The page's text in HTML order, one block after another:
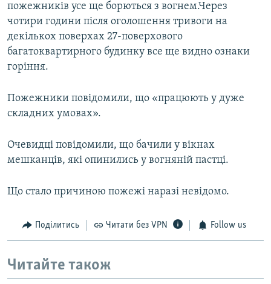
пожежників усе ще борються з вогнем.Через
чотири години після оголошення тривоги на
декількох поверхах 27-поверхового
багатоквартирного будинку все ще видно ознаки
горіння.
Пожежники повідомили, що «працюють у дуже
складних умовах».
Очевидці повідомили, що бачили у вікнах
мешканців, які опинились у вогняній пастці.
Що стало причиною пожежі наразі невідомо.
Поділитись Читати без VPN Follow us
Читайте також